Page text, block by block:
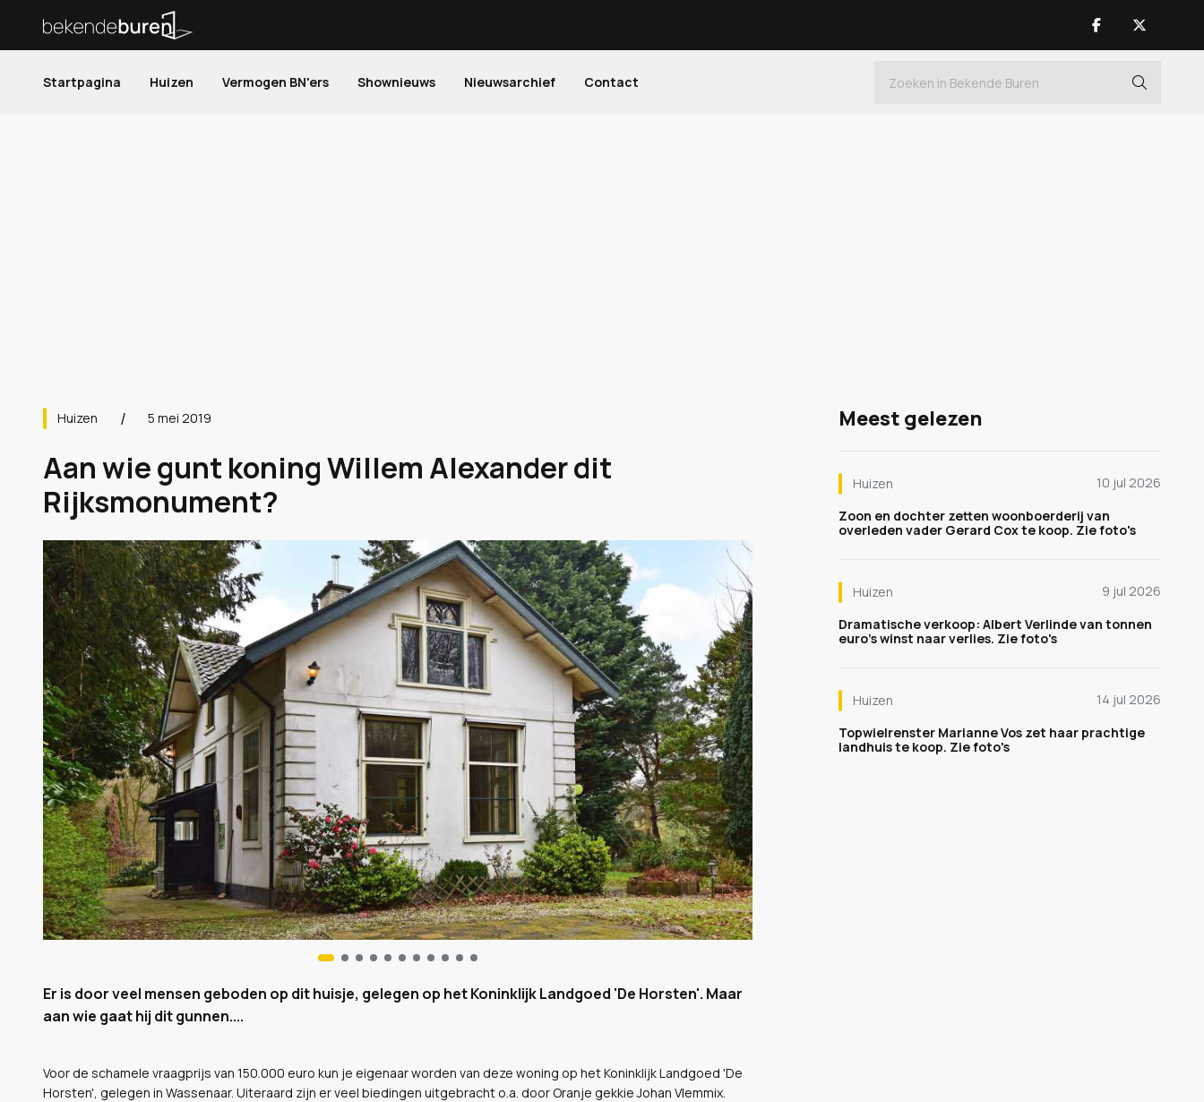
Startpagina Huizen Vermogen BN'ers Shownieuws Nieuwsarchief Contact
Huizen 5 mei 2019
Aan wie gunt koning Willem Alexander dit
Rijksmonument?
Er is door veel mensen geboden op dit huisje, gelegen op het Koninklijk Landgoed 'De Horsten'. Maar
aan wie gaat hij dit gunnen....
Voor de schamele vraagprijs van 150.000 euro kun je eigenaar worden van deze woning op het Koninklijk Landgoed 'De
Horsten', gelegen in Wassenaar. Uiteraard zijn er veel biedingen uitgebracht o.a. door Oranje gekkie Johan Vlemmix.
Meest gelezen
Huizen
10 jul 2026
Zoon en dochter zetten woonboerderij van
overleden vader Gerard Cox te koop. Zie foto's
Huizen
9 jul 2026
Dramatische verkoop: Albert Verlinde van tonnen
euro's winst naar verlies. Zie foto's
Huizen
14 jul 2026
Topwielrenster Marianne Vos zet haar prachtige
landhuis te koop. Zie foto's